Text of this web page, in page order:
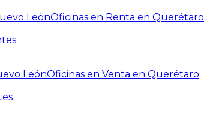
LeónOficinas en Renta en Querétaro
LeónOficinas en Venta en Querétaro